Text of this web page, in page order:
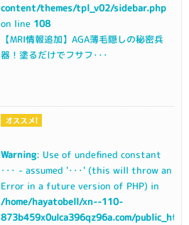
content/themes/tpl_v02/sidebar.php
on line 108
【MRI情報追加】AGA薄毛隠しの秘密兵
器！塗るだけでフサフ･･･
Warning: Use of undefined constant
･･･ - assumed '･･･' (this will throw an
Error in a future version of PHP) in
/home/hayatobell/xn--110-
873b459x0ulca396qz96a.com/